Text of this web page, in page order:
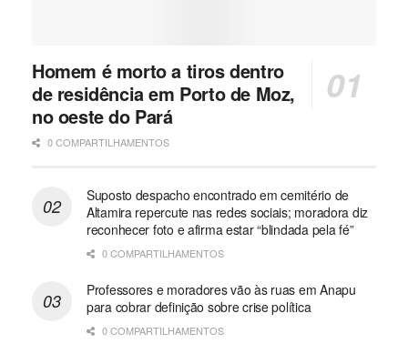
Homem é morto a tiros dentro
de residência em Porto de Moz,
no oeste do Pará
0 COMPARTILHAMENTOS
Suposto despacho encontrado em cemitério de
Altamira repercute nas redes sociais; moradora diz
reconhecer foto e afirma estar “blindada pela fé”
0 COMPARTILHAMENTOS
Professores e moradores vão às ruas em Anapu
para cobrar definição sobre crise política
0 COMPARTILHAMENTOS